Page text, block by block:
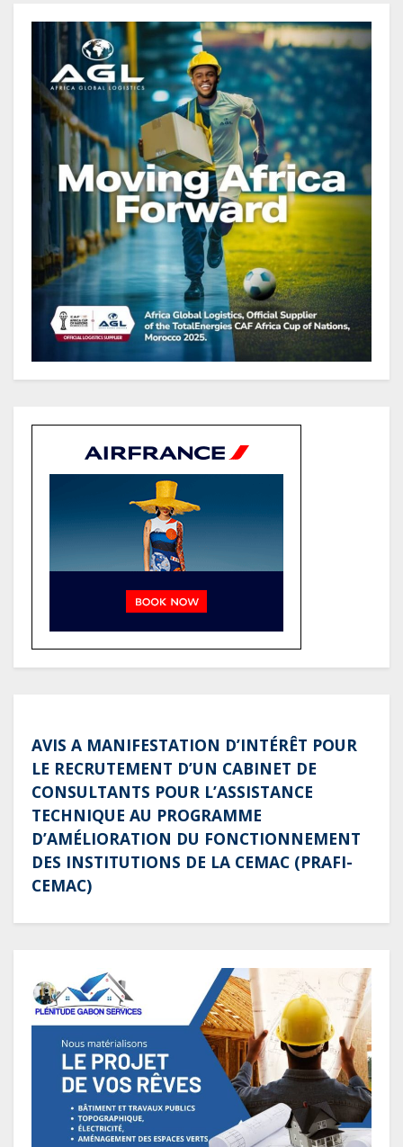
de FCFA, à fin juin 2026,
représentant 44,2 % du PIB
Gabon : Le gouvernement et la BAD
renforcent les capacités des
acteurs du secteur public pour
améliorer la performance des
projets
Gabon : Ismaël Bonkoungou, le
Directeur général en visite
d’inspection des grands chantiers
routiers d’EBOMAF BTP Gabon
dans la Ngounié
Gabon : Les paiements d’intérêts
de la dette absorbent 20 à 30 % des
recettes, tandis que le service
des recettes budgétaires
(Rapport)
Société : Vives polémiques sur
l’identité de Bombé Marcel auprès
de la communauté Babongo
positionnement de partenaire de
référence pour les grands projets
industriels et d’infrastructures du
pays
AVIS A MANIFESTATION D’INTÉRÊT POUR
LE RECRUTEMENT D’UN CABINET DE
CONSULTANTS POUR L’ASSISTANCE
TECHNIQUE AU PROGRAMME
D’AMÉLIORATION DU FONCTIONNEMENT
DES INSTITUTIONS DE LA CEMAC (PRAFI-
CEMAC)